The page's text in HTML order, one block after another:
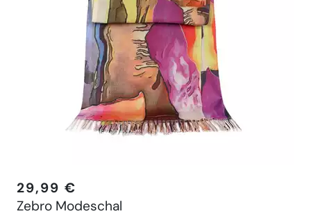
29,99 €
Zebro Modeschal